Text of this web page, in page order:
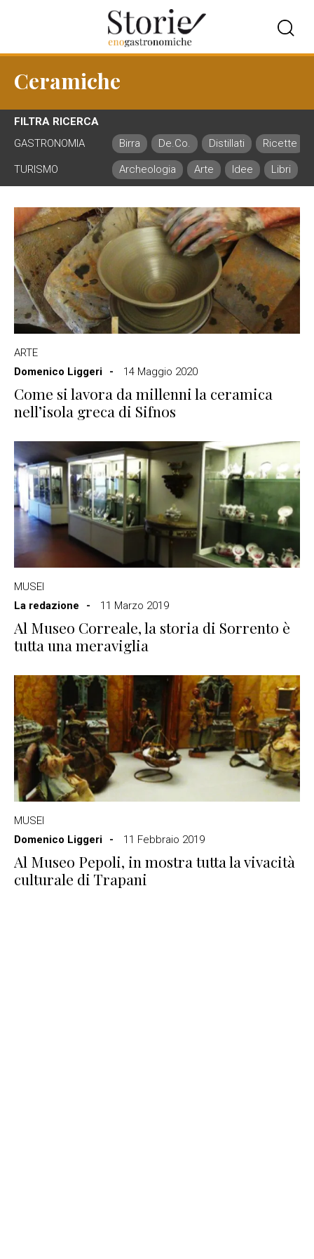
Ceramiche
FILTRA RICERCA
GASTRONOMIA
Birra De.Co. Distillati Ricette
TURISMO Archeologia Arte Idee Libri
ARTE
Domenico Liggeri
14 Maggio 2020
Come si lavora da millenni la ceramica
nell’isola greca di Sifnos
MUSEI
La redazione
11 Marzo 2019
Al Museo Correale, la storia di Sorrento è
tutta una meraviglia
MUSEI
Domenico Liggeri
11 Febbraio 2019
Al Museo Pepoli, in mostra tutta la vivacità
culturale di Trapani